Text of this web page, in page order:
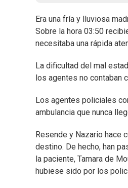
Era una fría y lluviosa
Sobre la hora 03:50
necesitaba una rápida
La dificultad del mal
los agentes no contaban
Los agentes policiales
ambulancia que nunca
Resende y Nazario hace
destino. De hecho, han
la paciente, Tamara de
hubiese sido por los